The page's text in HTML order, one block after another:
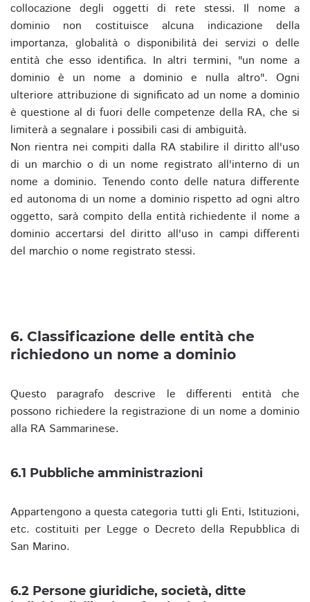
collocazione degli oggetti di rete stessi. Il nome a
dominio non costituisce alcuna indicazione della
importanza, globalità o disponibilità dei servizi o delle
entità che esso identifica. In altri termini, "un nome a
dominio è un nome a dominio e nulla altro". Ogni
ulteriore attribuzione di significato ad un nome a dominio
è questione al di fuori delle competenze della RA, che si
limiterà a segnalare i possibili casi di ambiguità.
Non rientra nei compiti dalla RA stabilire il diritto all'uso
di un marchio o di un nome registrato all'interno di un
nome a dominio. Tenendo conto delle natura differente
ed autonoma di un nome a dominio rispetto ad ogni altro
oggetto, sarà compito della entità richiedente il nome a
dominio accertarsi del diritto all'uso in campi differenti
del marchio o nome registrato stessi.
6. Classificazione delle entità che
richiedono un nome a dominio
Questo paragrafo descrive le differenti entità che
possono richiedere la registrazione di un nome a dominio
alla RA Sammarinese.
6.1 Pubbliche amministrazioni
Appartengono a questa categoria tutti gli Enti, Istituzioni,
etc. costituiti per Legge o Decreto della Repubblica di
San Marino.
6.2 Persone giuridiche, società, ditte